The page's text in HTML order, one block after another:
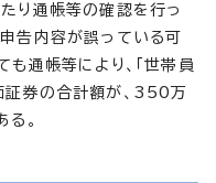
り通帳等の確認を行っ
告内容が誤っている可
通帳等により、「世帯員
証券の合計額が、350万
。